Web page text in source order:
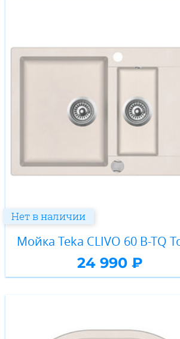
Мойка Teka CLIVO 60 B-TQ
24 990 ₽
Нет в наличии